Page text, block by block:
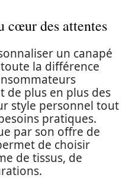
cœur des attentes
un canapé
la différence
de plus en plus des
style personnel tout
pratiques.
par son offre de
de choisir
de tissus, de